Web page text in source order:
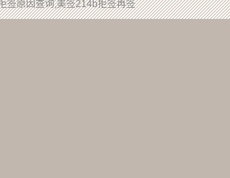
签原因查询,美签214b拒签再签